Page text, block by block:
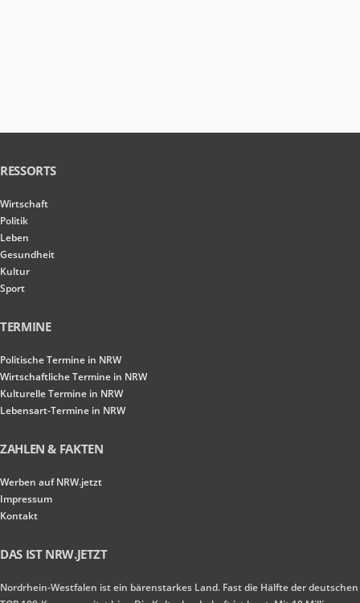
RESSORTS
Wirtschaft
Politik
Leben
Gesundheit
Kultur
Sport
TERMINE
Politische Termine in NRW
Wirtschaftliche Termine in NRW
Kulturelle Termine in NRW
Lebensart-Termine in NRW
ZAHLEN & FAKTEN
Werben auf NRW.jetzt
Impressum
Kontakt
DAS IST NRW.JETZT
Nordrhein-Westfalen ist ein bärenstarkes Land. Fast die Hälfte der deutschen